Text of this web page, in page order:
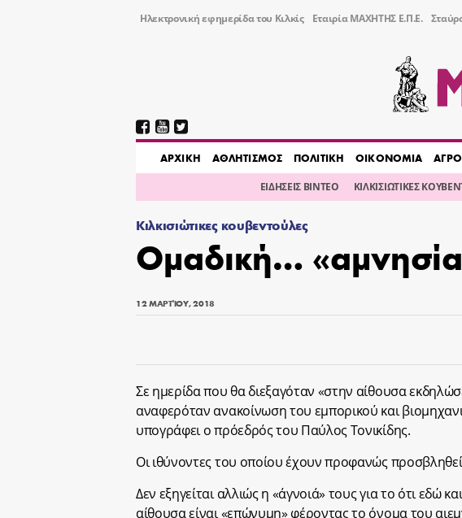
Ηλεκτρονική εφημερίδα του Κιλκίς Εταιρία ΜΑΧΗΤΗΣ Ε.Π.Ε.
AΡΧΙΚΗ ΑΘΛΗΤΙΣΜΟΣ ΠΟΛΙΤΙΚΗ ΟΙΚΟΝΟΜΙΑ
ΕΙΔΗΣΕΙΣ ΒΙΝΤΕΟ ΚΙΛΚΙΣΙΩΤΙΚΕΣ
Κιλκισιώτικες κουβεντούλες
Ομαδική…
12 ΜΑΡΤΊΟΥ, 2018
Σε ημερίδα που θα διεξαγόταν «στην αίθουσα
αναφερόταν ανακοίνωση του εμπορικού και
υπογράφει ο πρόεδρός του Παύλος Τονικίδης.
Οι ιθύνοντες του οποίου έχουν προφανώς
Δεν εξηγείται αλλιώς η «άγνοιά» τους για το ότι εδώ
αίθουσα είναι «επώνυμη» φέροντας το όνομα του